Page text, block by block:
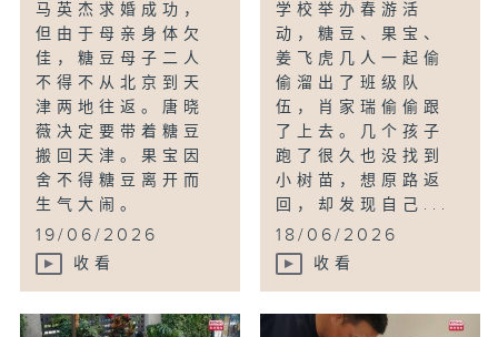
马英杰求婚成功，
但由于母亲身体欠
佳，糖豆母子二人
不得不从北京到天
津两地往返。唐晓
薇决定要带着糖豆
搬回天津。果宝因
舍不得糖豆离开而
生气大闹。
19/06/2026
收看
学校举办春游活
动，糖豆、果宝、
姜飞虎几人一起偷
偷溜出了班级队
伍，肖家瑞偷偷跟
了上去。几个孩子
跑了很久也没找到
小树苗，想原路返
回，却发现自己...
18/06/2026
收看